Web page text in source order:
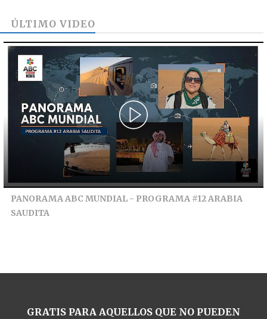
ÚLTIMO VIDEO
PANORAMA ABC MUNDIAL - PROGRAMA #12 ARABIA
SAUDITA
GRATIS PARA AQUELLOS QUE NO PUEDEN